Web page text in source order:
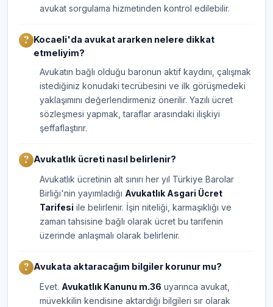
avukat sorgulama hizmetinden kontrol edilebilir.
Kocaeli'da avukat ararken nelere dikkat
etmeliyim?
Avukatın bağlı olduğu baronun aktif kaydını, çalışmak
istediğiniz konudaki tecrübesini ve ilk görüşmedeki
yaklaşımını değerlendirmeniz önerilir. Yazılı ücret
sözleşmesi yapmak, taraflar arasındaki ilişkiyi
şeffaflaştırır.
Avukatlık ücreti nasıl belirlenir?
Avukatlık ücretinin alt sınırı her yıl Türkiye Barolar
Birliği'nin yayımladığı Avukatlık Asgari Ücret
Tarifesi ile belirlenir. İşin niteliği, karmaşıklığı ve
zaman tahsisine bağlı olarak ücret bu tarifenin
üzerinde anlaşmalı olarak belirlenir.
Avukata aktaracağım bilgiler korunur mu?
Evet. Avukatlık Kanunu m.36 uyarınca avukat,
müvekkilin kendisine aktardığı bilgileri sır olarak